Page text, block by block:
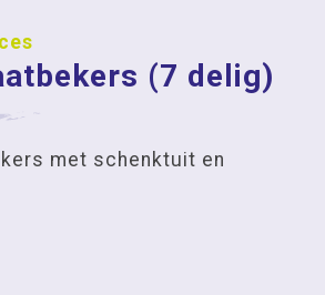
(7 delig)
met schenktuit en